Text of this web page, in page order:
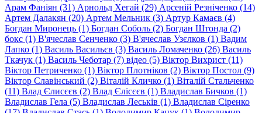
Арам Фаніян (31) Арнольд Хегай (29) Арсеній Резніченко (14)
Артем Далакян (20) Артем Мельник (3) Артур Камаєв (4)
Богдан Миронець (1) Богдан Соболь (2) Богдан Штонда (2)
бокс (1) В'ячеслав Сенченко (3) В'ячеслав Узєлков (1) Вадим
Лапко (1) Василь Васильєв (3) Василь Ломаченко (26) Василь
Ткачук (1) Василь Чеботар (7) відео (5) Віктор Вихрист (11)
Віктор Петриченко (1) Віктор Плотніков (2) Віктор Постол (9)
Віктор Славінський (2) Віталій Кличко (1) Віталій Стальченко
(11) Влад Єлисєєв (2) Влад Єлісєєв (1) Владислав Бичков (1)
Владислав Гела (5) Владислав Леськів (1) Владислав Сіренко